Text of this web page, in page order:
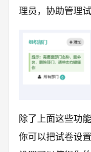
理员，协助管理
除了上面这些功能
你可以把试卷设